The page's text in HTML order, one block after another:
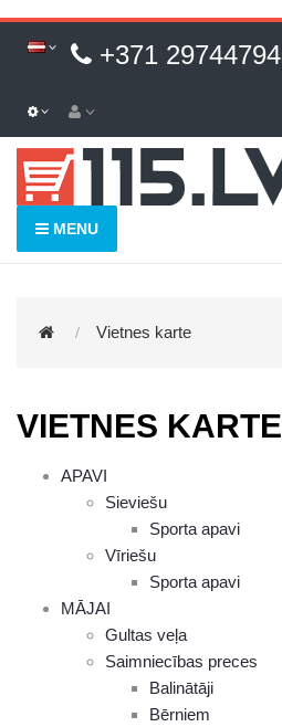
+371 29744794
MENU
Vietnes karte
VIETNES KARTE
APAVI
Sieviešu
Sporta apavi
Vīriešu
Sporta apavi
MĀJAI
Gultas veļa
Saimniecības preces
Balinātāji
Bērniem